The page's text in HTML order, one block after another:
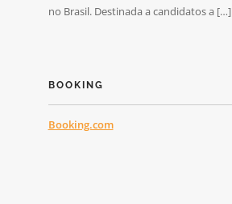
no Brasil. Destinada a candidatos a […]
BOOKING
Booking.com